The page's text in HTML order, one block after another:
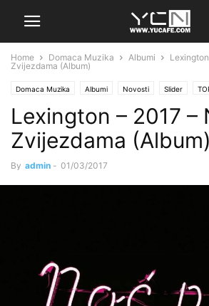
Home Domaca Muzika Albumi
Zvijezdama (Album)
Domaca Muzika Albumi Novosti Slider
Lexington – 2017 –
Zvijezdama (Album)
By admin - 01/03/2017